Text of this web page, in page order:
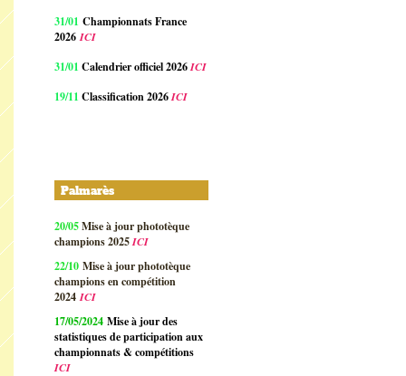
31/01 Championnats France
2026 ICI
31/01 Calendrier officiel 2026ICI
19/11 Classification 2026ICI
Palmarès
20/05Mise à jour phototèque
champions 2025ICI
22/10 Mise à jour phototèque
champions en compétition
2024ICI
17/05/2024 Mise à jour des
statistiques de participation aux
championnats & compétitions
ICI